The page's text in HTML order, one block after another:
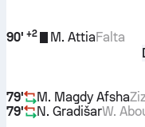
90' +2 M. AttiaFalta
79'
M. Magdy Afsha
79'
N. GradišarW.